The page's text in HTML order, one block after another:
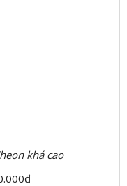
khá cao